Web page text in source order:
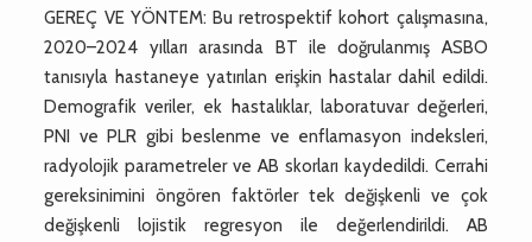
GEREÇ VE YÖNTEM: Bu retrospektif kohort çalışmasına,
2020–2024 yılları arasında BT ile doğrulanmış ASBO
tanısıyla hastaneye yatırılan erişkin hastalar dahil edildi.
Demografik veriler, ek hastalıklar, laboratuvar değerleri,
PNI ve PLR gibi beslenme ve enflamasyon indeksleri,
radyolojik parametreler ve AB skorları kaydedildi. Cerrahi
gereksinimini öngören faktörler tek değişkenli ve çok
değişkenli lojistik regresyon ile değerlendirildi. AB